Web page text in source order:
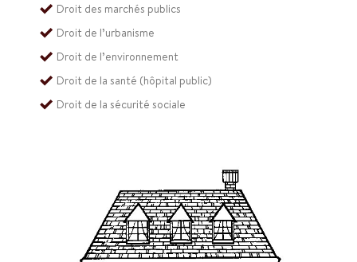
Droit des marchés publics
Droit de l’urbanisme
Droit de l’environnement
Droit de la santé (hôpital public)
Droit de la sécurité sociale